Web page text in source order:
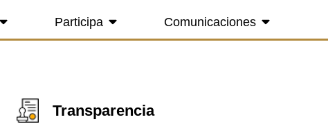
Participa Comunicaciones
Transparencia